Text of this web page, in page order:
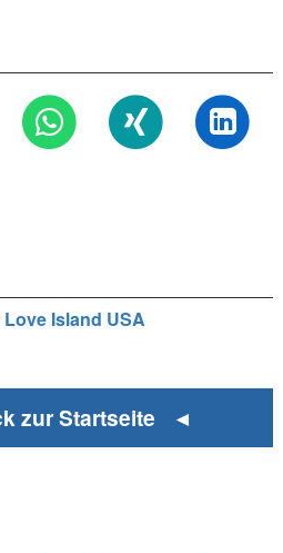
Love Island USA
zur Startseite ◄